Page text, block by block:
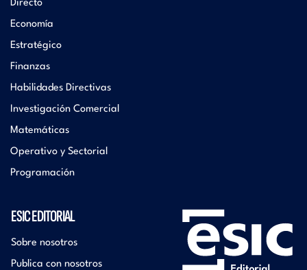
Directo
Economía
Estratégico
Finanzas
Habilidades Directivas
Investigación Comercial
Matemáticas
Operativo y Sectorial
Programación
ESIC EDITORIAL
Sobre nosotros
Publica con nosotros